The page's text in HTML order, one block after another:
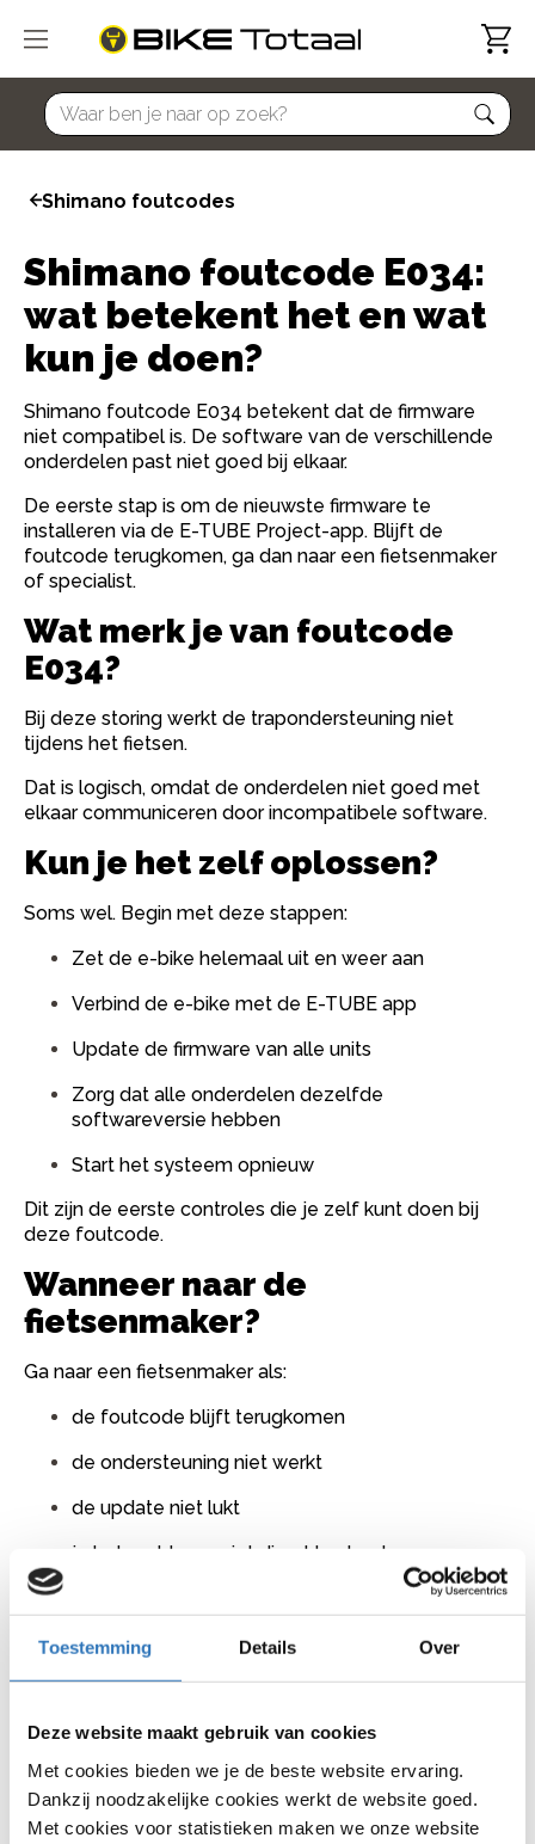
Toestemming Details Over
Deze website maakt gebruik van cookies
Met cookies bieden we je de beste website ervaring.
Dankzij noodzakelijke cookies werkt de website goed.
Met cookies voor statistieken maken we onze website
home
Shimano foutcodes
Shimano foutcode E034:
wat betekent het en wat
kun je doen?
Shimano foutcode E034 betekent dat de firmware
niet compatibel is. De software van de verschillende
onderdelen past niet goed bij elkaar.
De eerste stap is om de nieuwste firmware te
installeren via de E-TUBE Project-app. Blijft de
foutcode terugkomen, ga dan naar een fietsenmaker
of specialist.
Wat merk je van foutcode
E034?
Bij deze storing werkt de trapondersteuning niet
tijdens het fietsen.
Dat is logisch, omdat de onderdelen niet goed met
elkaar communiceren door incompatibele software.
Kun je het zelf oplossen?
Soms wel. Begin met deze stappen:
Zet de e-bike helemaal uit en weer aan
Verbind de e-bike met de E-TUBE app
Update de firmware van alle units
Zorg dat alle onderdelen dezelfde
softwareversie hebben
Start het systeem opnieuw
Dit zijn de eerste controles die je zelf kunt doen bij
deze foutcode.
Wanneer naar de
fietsenmaker?
Ga naar een fietsenmaker als:
de foutcode blijft terugkomen
de ondersteuning niet werkt
de update niet lukt
je het probleem niet direct kunt oplossen
Blijft het probleem bestaan, laat dan het systeem
controleren.
Wat doet een fietsenmaker?
Een fietsenmaker controleert meestal:
of alle firmware compatibel is
of de juiste software is geïnstalleerd